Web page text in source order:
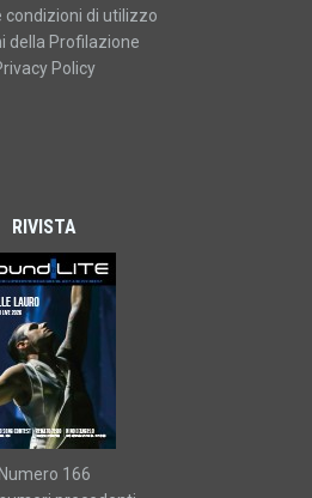
condizioni di utilizzo
della Profilazione
Policy
RIVISTA
Numero 166